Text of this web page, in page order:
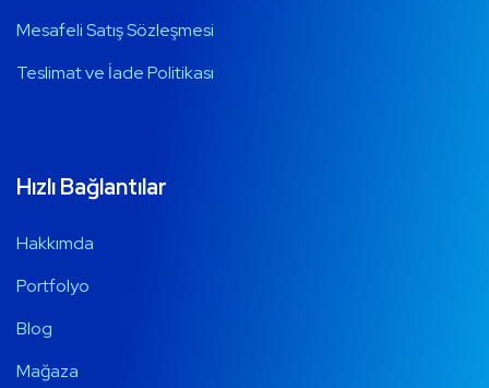
Mesafeli Satış Sözleşmesi
Teslimat ve İade Politikası
Hızlı Bağlantılar
Hakkımda
Portfolyo
Blog
Mağaza